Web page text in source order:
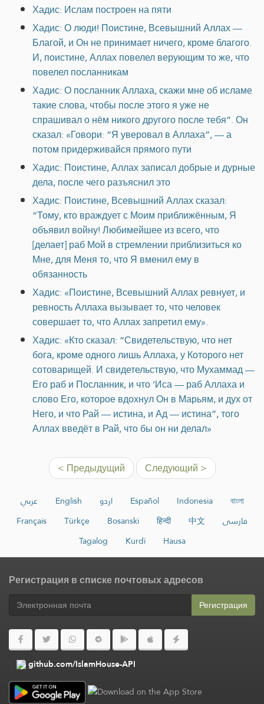
Хадис: Ислам построен на пяти
Хадис: О люди! Поистине, Всевышний Аллах —
Благой, и Он не принимает ничего, кроме благого.
И, поистине, Аллах повелел верующим то же, что
повелел посланникам
Хадис: О посланник Аллаха, скажи мне об исламе
такие слова, чтобы после этого я уже не
спрашивал о нём никого другого после тебя”. Он
сказал: «Говори: “Я уверовал в Аллаха”, — а
потом придерживайся прямого пути
Хадис: Поистине, Аллах записал добрые и дурные
дела, после чего разъяснил это
Хадис: Поистине, Всевышний Аллах сказал:
“Тому, кто враждует с Моим приближённым, Я
объявил войну! Любимейшее из всего, что
[делает] раб Мой в стремлении приблизиться ко
Мне, для Меня то, что Я вменил ему в
обязанность
Хадис: «Поистине, Всевышний Аллах ревнует, и
ревность Аллаха вызывает то, что человек
совершает то, что Аллах запретил ему».
Хадис: «Кто сказал: “Свидетельствую, что нет
бога, кроме одного лишь Аллаха, у Которого нет
сотоварищей. И свидетельствую, что Мухаммад —
Его раб и Посланник, и что ‘Иса — раб Аллаха и
слово Его, которое вдохнул Он в Марьям, и дух от
Него, и что Рай — истина, и Ад — истина”, того
Аллах введёт в Рай, что бы он ни делал»
< Предыдущий Следующий >
عربي English اردو Español Indonesia
বাংলা
Français
Türkçe Bosanski हिन्दी 中文
فارسی
Tagalog
Kurdî Hausa
Регистрация в списке почтовых адресов
Регистрация
github.com/IslamHouse-API